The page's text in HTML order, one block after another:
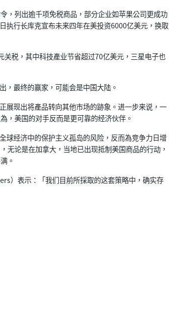
，列出逾千项免税商品，部分企业如苹果公司更成功
执行长库克宣布未来四年在美投资6000亿美元，换取
税，其中科技產业节省超过70亿美元，三星电子也
，最终的赢家，可能会是中国大陆。
展现出将產品转向其他市场的跡象。进一步来说，一
，美国的对手反而是更可靠的经济伙伴。
球经济中的保护主义孤岛的风险，反而為竞争力日增
无论是在加拿大，当地已出现抵制美国商品的行动，
。
）表示：「我们目前所採取的这套策略中，确实存